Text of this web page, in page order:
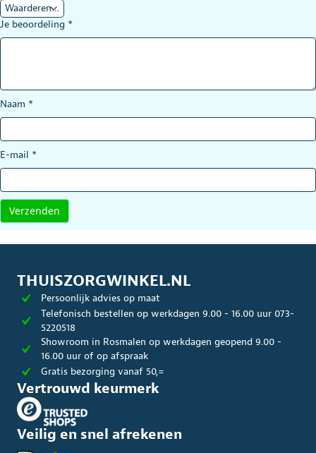
Je beoordeling *
Naam *
E-mail *
THUISZORGWINKEL.NL
Persoonlijk advies op maat
Telefonisch bestellen op werkdagen 9.00 - 16.00 uur 073-
5220518
Showroom in Rosmalen op werkdagen geopend 9.00 -
16.00 uur of op afspraak
Gratis bezorging vanaf 50,=
Vertrouwd keurmerk
Veilig en snel afrekenen